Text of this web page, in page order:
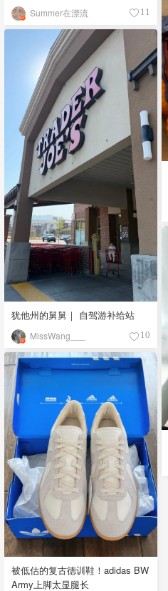
Summer在漂流 11
犹他州的舅舅｜ 自驾游补给站
MissWang___ 10
被低估的复古德训鞋！adidas BW
Army上脚太显腿长